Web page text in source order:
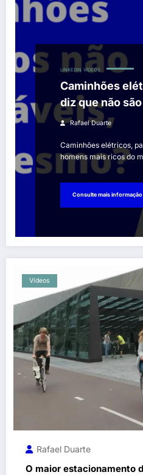
LINKEDIN VÍDEOS
Caminhões
diz que não
Rafael Duarte
Caminhões elétricos,
homens mais ricos do
Consulte mais informação
Vídeos
Rafael Duarte
O maior estacionamento